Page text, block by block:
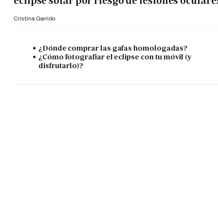
Cristina Garrido
¿Dónde comprar las gafas homologadas?
¿Cómo fotografiar el eclipse con tu móvil (y
disfrutarlo)?